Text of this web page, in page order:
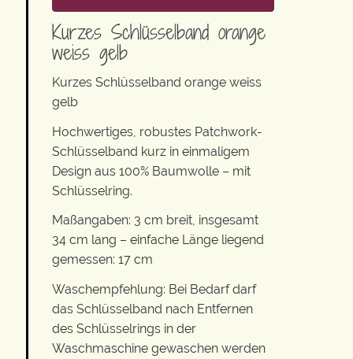
Kurzes Schlüsselband orange
weiss gelb
Kurzes Schlüsselband orange weiss
gelb
Hochwertiges, robustes Patchwork-
Schlüsselband kurz in einmaligem
Design aus 100% Baumwolle – mit
Schlüsselring.
Maßangaben: 3 cm breit, insgesamt
34 cm lang – einfache Länge liegend
gemessen: 17 cm
Waschempfehlung: Bei Bedarf darf
das Schlüsselband nach Entfernen
des Schlüsselrings in der
Waschmaschine gewaschen werden